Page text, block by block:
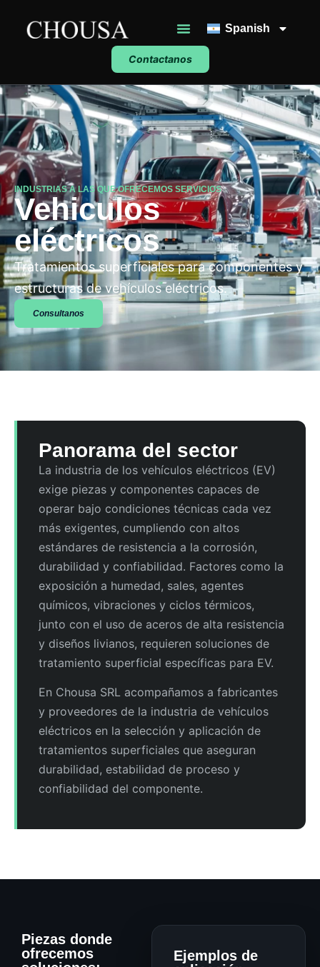
Spanish
Contactanos
INDUSTRIAS A LAS QUE OFRECEMOS SERVICIOS
Vehiculos
eléctricos
Tratamientos superficiales para componentes y
estructuras de vehículos eléctricos.
Consultanos
Panorama del sector
La industria de los vehículos eléctricos (EV)
exige piezas y componentes capaces de
operar bajo condiciones técnicas cada vez
más exigentes, cumpliendo con altos
estándares de resistencia a la corrosión,
durabilidad y confiabilidad. Factores como la
exposición a humedad, sales, agentes
químicos, vibraciones y ciclos térmicos,
junto con el uso de aceros de alta resistencia
y diseños livianos, requieren soluciones de
tratamiento superficial específicas para EV.
En Chousa SRL acompañamos a fabricantes
y proveedores de la industria de vehículos
eléctricos en la selección y aplicación de
tratamientos superficiales que aseguran
durabilidad, estabilidad de proceso y
confiabilidad del componente.
Piezas donde
ofrecemos
Ejemplos de